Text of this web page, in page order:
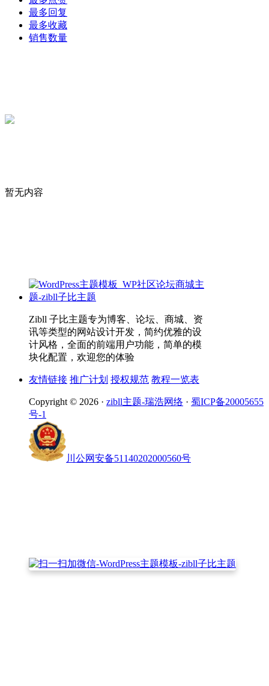
最多回复
最多收藏
销售数量
暂无内容
Zibll 子比主题专为博客、论坛、商城、资
讯等类型的网站设计开发，简约优雅的设
计风格，全面的前端用户功能，简单的模
块化配置，欢迎您的体验
友情链接 推广计划 授权规范 教程一览表
Copyright © 2026 · zibll主题-瑞浩网络 · 蜀ICP备20005655
号-1
川公网安备51140202000560号